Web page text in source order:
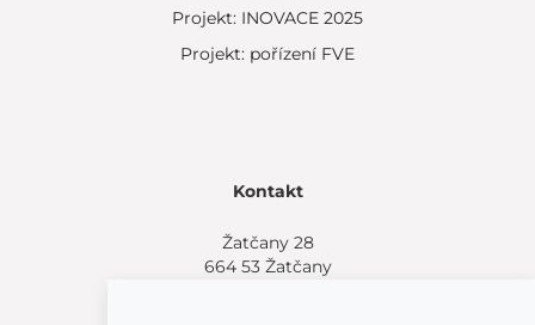
Projekt: INOVACE 2025
Projekt: pořízení FVE
Kontakt
Žatčany 28
664 53 Žatčany